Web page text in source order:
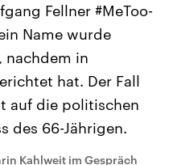
USA
Aktuelle Beiträge,
Hintergründe
Wirtschaftlich und
gehören die Vereinigten
den mächtigsten Ländern
mit großem Einfluss auf
aktuelle Weltgeschehen.
Podcasts
Fellner #MeToo-
Name wurde
nachdem in
hat. Der Fall
auf die politischen
des 66-Jährigen.
Kahlweit im Gespräch